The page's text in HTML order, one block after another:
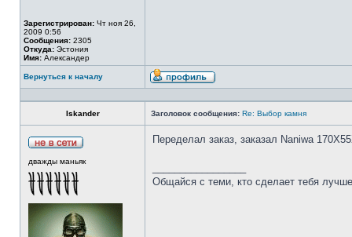
Зарегистрирован: Чт ноя 26,
2009 0:56
Сообщения: 2305
Откуда: Эстония
Имя: Александер
Вернуться к началу
Iskander Заголовок сообщения: Re: Выбор камня
дважды маньяк
Переделал заказ, заказал Naniwa
Общайся с теми, кто сделает тебя